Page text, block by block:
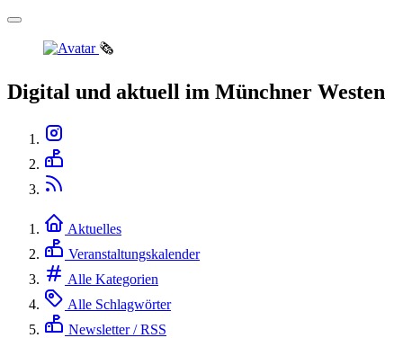
🗞️
Digital und aktuell im Münchner Westen
Aktuelles
Veranstaltungskalender
Alle Kategorien
Alle Schlagwörter
Newsletter / RSS